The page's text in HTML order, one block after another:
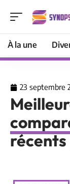
À la une
23 septembre
récents